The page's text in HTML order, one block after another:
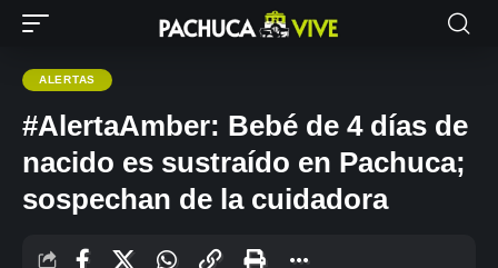
ALERTAS
#AlertaAmber: Bebé de 4 días de
nacido es sustraído en Pachuca;
sospechan de la cuidadora